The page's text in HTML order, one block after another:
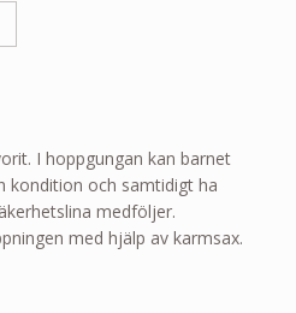
I hoppgungan kan barnet
kondition och samtidigt ha
medföljer.
med hjälp av karmsax.